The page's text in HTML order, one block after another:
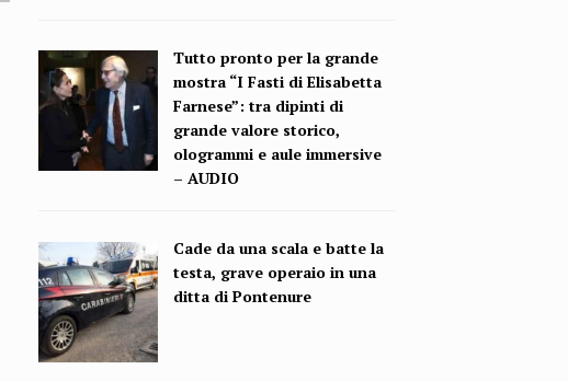
Tutto pronto per la grande
mostra “I Fasti di Elisabetta
Farnese”: tra dipinti di
grande valore storico,
ologrammi e aule immersive
– AUDIO
Cade da una scala e batte la
testa, grave operaio in una
ditta di Pontenure